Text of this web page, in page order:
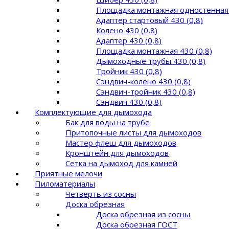
Площадка монтажная
Адаптер стартовый 430 (0,8)
Колено 430 (0,8)
Адаптер 430 (0,8)
Площадка монтажная 430 (0,8)
Дымоходные трубы 430 (0,8)
Тройник 430 (0,8)
Сэндвич-колено 430 (0,8)
Сэндвич-тройник 430 (0,8)
Сэндвич 430 (0,8)
Комплектующие для дымохода
Бак для воды на трубе
Притопочные листы для дымоходов
Мастер флеш для дымоходов
Кронштейн для дымоходов
Сетка на дымоход для камней
Приятные мелочи
Пиломатериалы
Четверть из сосны
Доска обрезная
Доска обрезная из сосны
Доска обрезная ГОСТ